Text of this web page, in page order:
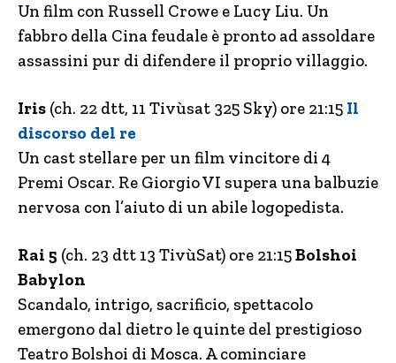
Un film con Russell Crowe e Lucy Liu. Un
fabbro della Cina feudale è pronto ad assoldare
assassini pur di difendere il proprio villaggio.
Iris (ch. 22 dtt, 11 Tivùsat 325 Sky) ore 21:15 Il
discorso del re
Un cast stellare per un film vincitore di 4
Premi Oscar. Re Giorgio VI supera una balbuzie
nervosa con l’aiuto di un abile logopedista.
Rai 5 (ch. 23 dtt 13 TivùSat) ore 21:15Bolshoi
Babylon
Scandalo, intrigo, sacrificio, spettacolo
emergono dal dietro le quinte del prestigioso
Teatro Bolshoi di Mosca. A cominciare